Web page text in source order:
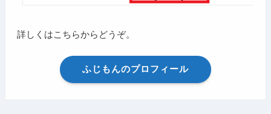
詳しくはこちらからどうぞ。
ふじもんのプロフィール